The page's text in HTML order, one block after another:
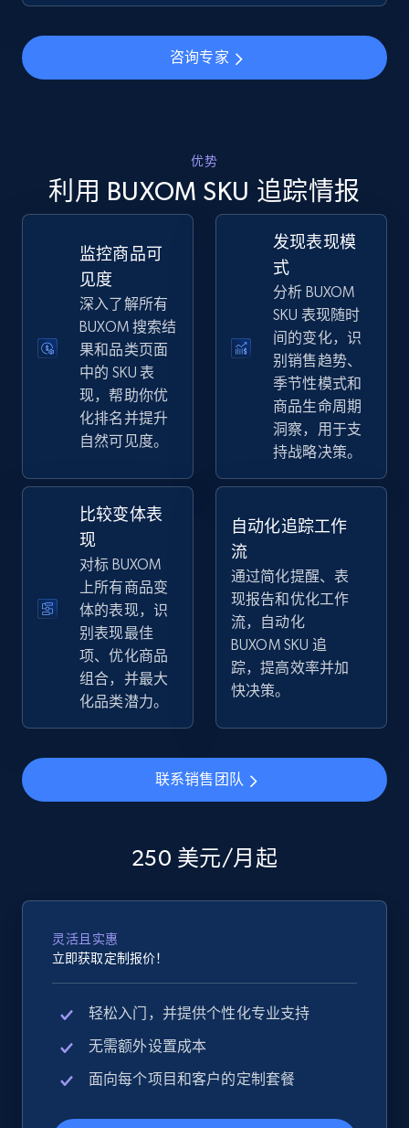
668+
Seller id, URL, Seller name, Description, Detailed
info, Stars, Feedbacks, Return policy, and more.
立即开始
URL, Product id, Title, Seller name, Seller rating,
Seller reviews, Breadcrumbs, Root category, and
more.
2.5K+ 359+ 立即开始
eBay - Gather data on products using
specified keywords
URL, Product id, Title, Seller name, Seller rating,
Seller reviews, Breadcrumbs, Root category, and
more.
2.5K+ 359+ 立即开始
eBay - Collect products from shops on eBay
URL, Product id, Title, Seller name, Seller rating,
eBay - Collect records by category
Seller reviews, Breadcrumbs, Root category, and
2.5K+ 359+ 立即开始
咨询专家
优势
利用 BUXOM SKU 追踪情报
监控商品可
见度
深入了解所有
BUXOM 搜索结
果和品类页面
中的 SKU 表
现，帮助你优
化排名并提升
自然可见度。
发现表现模
式
分析 BUXOM
SKU 表现随时
间的变化，识
别销售趋势、
季节性模式和
商品生命周期
洞察，用于支
持战略决策。
比较变体表
现
对标 BUXOM
上所有商品变
体的表现，识
别表现最佳
项、优化商品
组合，并最大
化品类潜力。
自动化追踪工作
流
通过简化提醒、表
现报告和优化工作
流，自动化
BUXOM SKU 追
踪，提高效率并加
快决策。
联系销售团队
250 美元/月起
灵活且实惠
立即获取定制报价！
轻松入门，并提供个性化专业支持
无需额外设置成本
面向每个项目和客户的定制套餐